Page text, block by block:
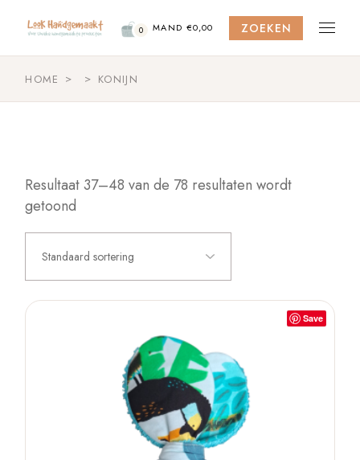
content
0 MAND €0,00 ZOEKEN
HOME KONIJN
Resultaat 37–48 van de 78 resultaten wordt
getoond
Standaard sortering
Save